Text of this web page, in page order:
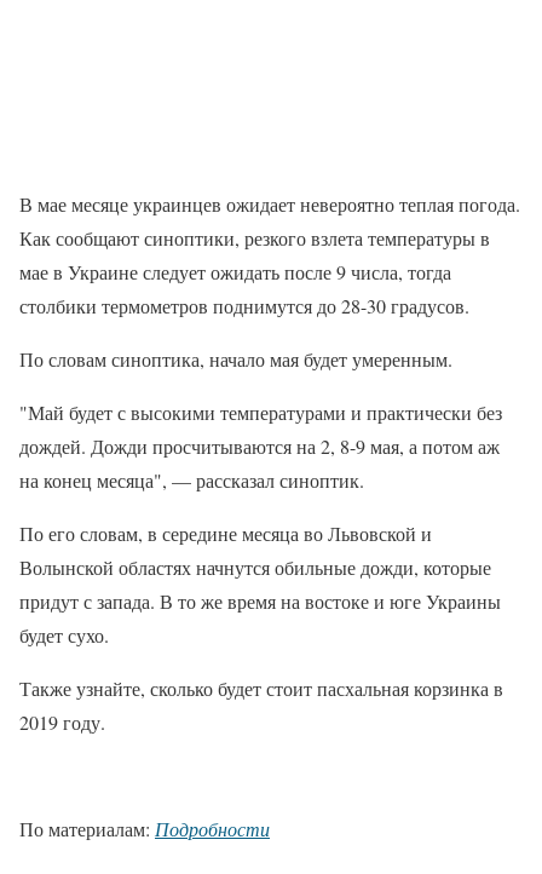
В мае месяце украинцев ожидает невероятно теплая погода.
Как сообщают синоптики, резкого взлета температуры в
мае в Украине следует ожидать после 9 числа, тогда
столбики термометров поднимутся до 28-30 градусов.
По словам синоптика, начало мая будет умеренным.
"Май будет с высокими температурами и практически без
дождей. Дожди просчитываются на 2, 8-9 мая, а потом аж
на конец месяца", — рассказал синоптик.
По его словам, в середине месяца во Львовской и
Волынской областях начнутся обильные дожди, которые
придут с запада. В то же время на востоке и юге Украины
будет сухо.
Также узнайте, сколько будет стоит пасхальная корзинка в
2019 году.
По материалам: Подробности